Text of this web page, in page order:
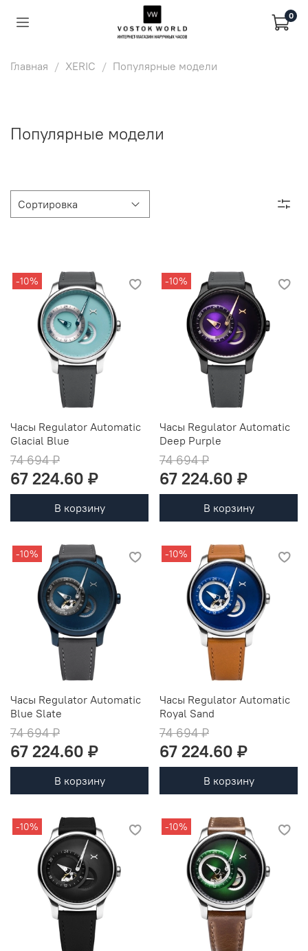
0
Главная XERIC Популярные модели
Популярные модели
-10%
Часы Regulator Automatic
Glacial Blue
74 694 ₽
67 224.60 ₽
В корзину
-10%
Часы Regulator Automatic
Deep Purple
74 694 ₽
67 224.60 ₽
В корзину
-10%
Часы Regulator Automatic
Blue Slate
74 694 ₽
67 224.60 ₽
В корзину
-10%
Часы Regulator Automatic
Royal Sand
74 694 ₽
67 224.60 ₽
В корзину
-10% -10%